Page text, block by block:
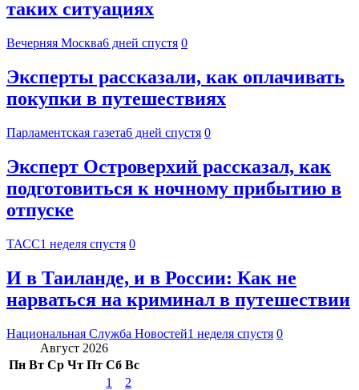
таких ситуациях
Вечерняя Москва6 дней спустя 0
Эксперты рассказали, как оплачивать
покупки в путешествиях
Парламентская газета6 дней спустя 0
Эксперт Островерхий рассказал, как
подготовиться к ночному прибытию в
отпуске
ТАСС1 неделя спустя 0
И в Таиланде, и в России: Как не
нарваться на криминал в путешествии
Национальная Служба Новостей1 неделя спустя 0
Август 2026
Пн Вт Ср Чт Пт Сб Вс
1
2